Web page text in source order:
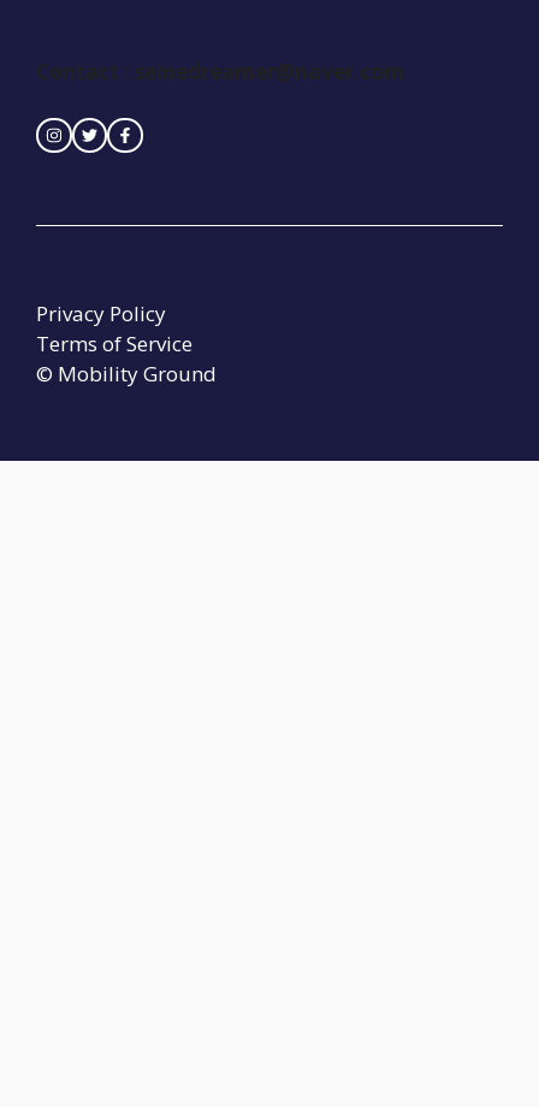
Contact : seinedreamer@naver.com
© Mobility Ground
Privacy Policy
Terms of Service